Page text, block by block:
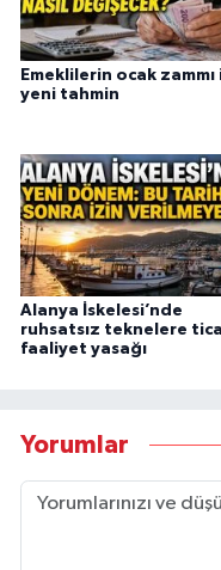
Emeklilerin ocak zammı
yeni tahmin
Alanya İskelesi’nde
ruhsatsız teknelere
faaliyet yasağı
Yorumlar